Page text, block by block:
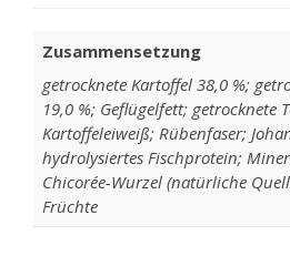
Zusammensetzung
getrocknete Kartoffel 38,0 %;
19,0 %; Geflügelfett; getrocknete
Kartoffeleiweiß; Rübenfaser;
hydrolysiertes Fischprotein;
Chicorée-Wurzel (natürliche
Früchte